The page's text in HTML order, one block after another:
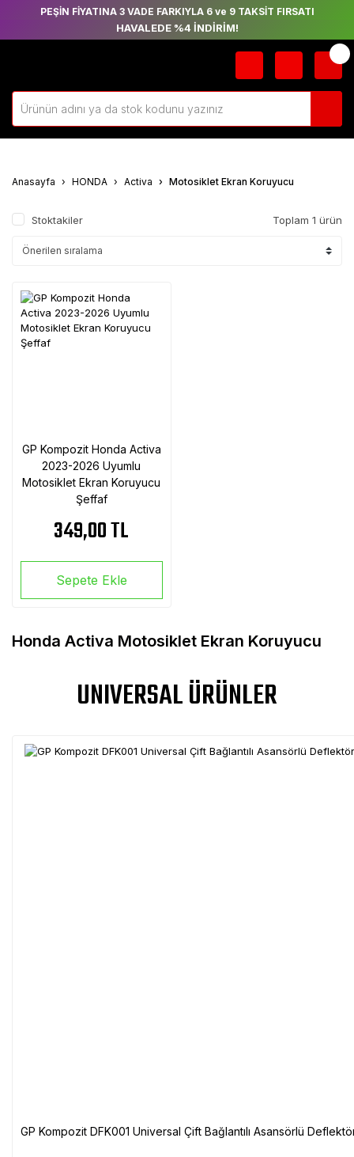
PEŞİN FİYATINA 3 VADE FARKIYLA 6 ve 9 TAKSİT FIRSATI
HAVALEDE %4 İNDİRİM!
Anasayfa HONDA Activa Motosiklet Ekran Koruyucu
Stoktakiler Toplam 1 ürün
GP Kompozit Honda Activa
2023-2026 Uyumlu
Motosiklet Ekran Koruyucu
Şeffaf
349,00 TL
Sepete Ekle
Honda Activa Motosiklet Ekran Koruyucu
UNIVERSAL ÜRÜNLER
GP Kompozit DFK001 Universal Çift Bağlantılı Asansörlü